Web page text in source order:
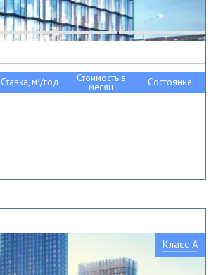
Ставка, м2/год Стоимость в
месяц Состояние
Класс A